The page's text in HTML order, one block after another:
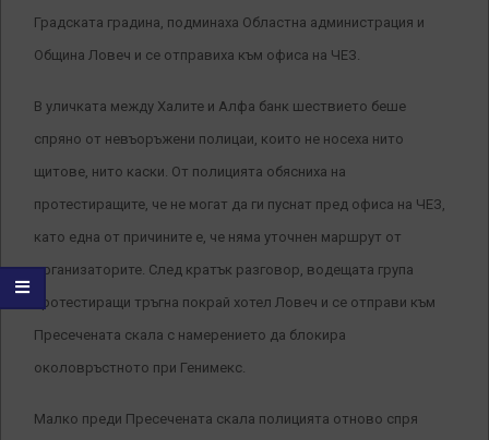
Градската градина, подминаха Областна администрация и
Община Ловеч и се отправиха към офиса на ЧЕЗ.
В уличката между Халите и Алфа банк шествието беше
спряно от невъоръжени полицаи, които не носеха нито
щитове, нито каски. От полицията обясниха на
протестиращите, че не могат да ги пуснат пред офиса на ЧЕЗ,
като една от причините е, че няма уточнен маршрут от
организаторите. След кратък разговор, водещата група
протестиращи тръгна покрай хотел Ловеч и се отправи към
Пресечената скала с намерението да блокира
околовръстното при Генимекс.
Малко преди Пресечената скала полицията отново спря